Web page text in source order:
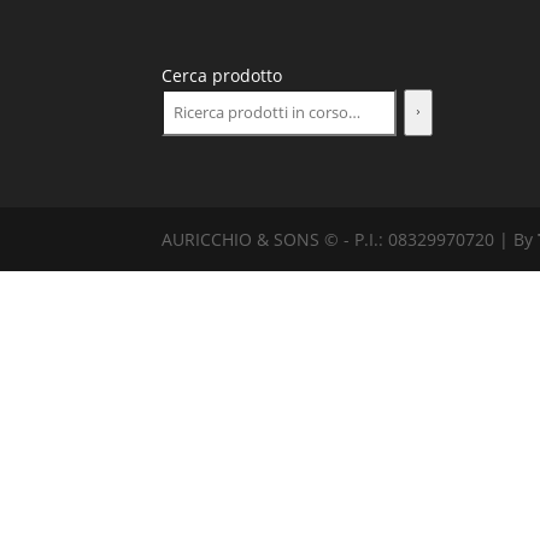
Cerca prodotto
AURICCHIO & SONS © - P.I.: 08329970720 | By